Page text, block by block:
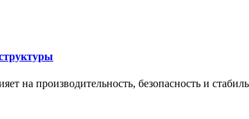
на производительность, безопасность и